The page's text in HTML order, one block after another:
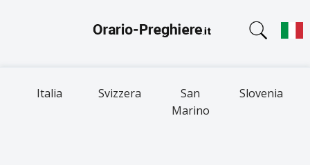
Italia Svizzera
San
Marino
Slovenia